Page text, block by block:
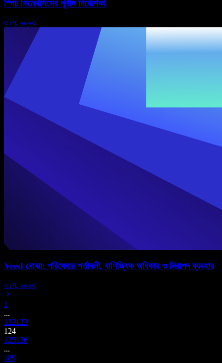
স্পিচ সিন্থেসিসের পূর্ণাঙ্গ নির্দেশিকা
৩ মে, ২০২৩
Veed বোঝা: পরিষেবার শর্তাবলী, বাণিজ্যিক অধিকার ও নিরাপদ ব্যবহার
৩ মে, ২০২৩
1
...
122123
124
125126
...
189